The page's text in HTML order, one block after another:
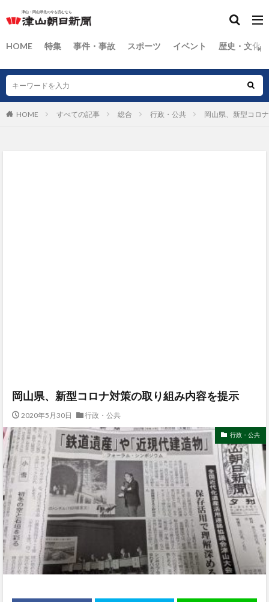
HOME 特集 事件・事故 スポーツ イベント 歴史・文化
HOME すべての記事 総合 行政・公共 岡山県、新型コロ
岡山県、新型コロナ対策の取り組み内容を提示
2020年5月30日 行政・公共
行政・公共